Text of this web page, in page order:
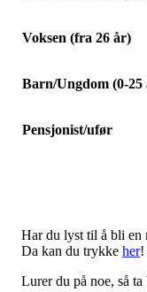
Voksen (fra 26 år)
Barn/Ungdom (0-25
Pensjonist/ufør
Har du lyst til å bli en
Da kan du trykke her!
Lurer du på noe, så